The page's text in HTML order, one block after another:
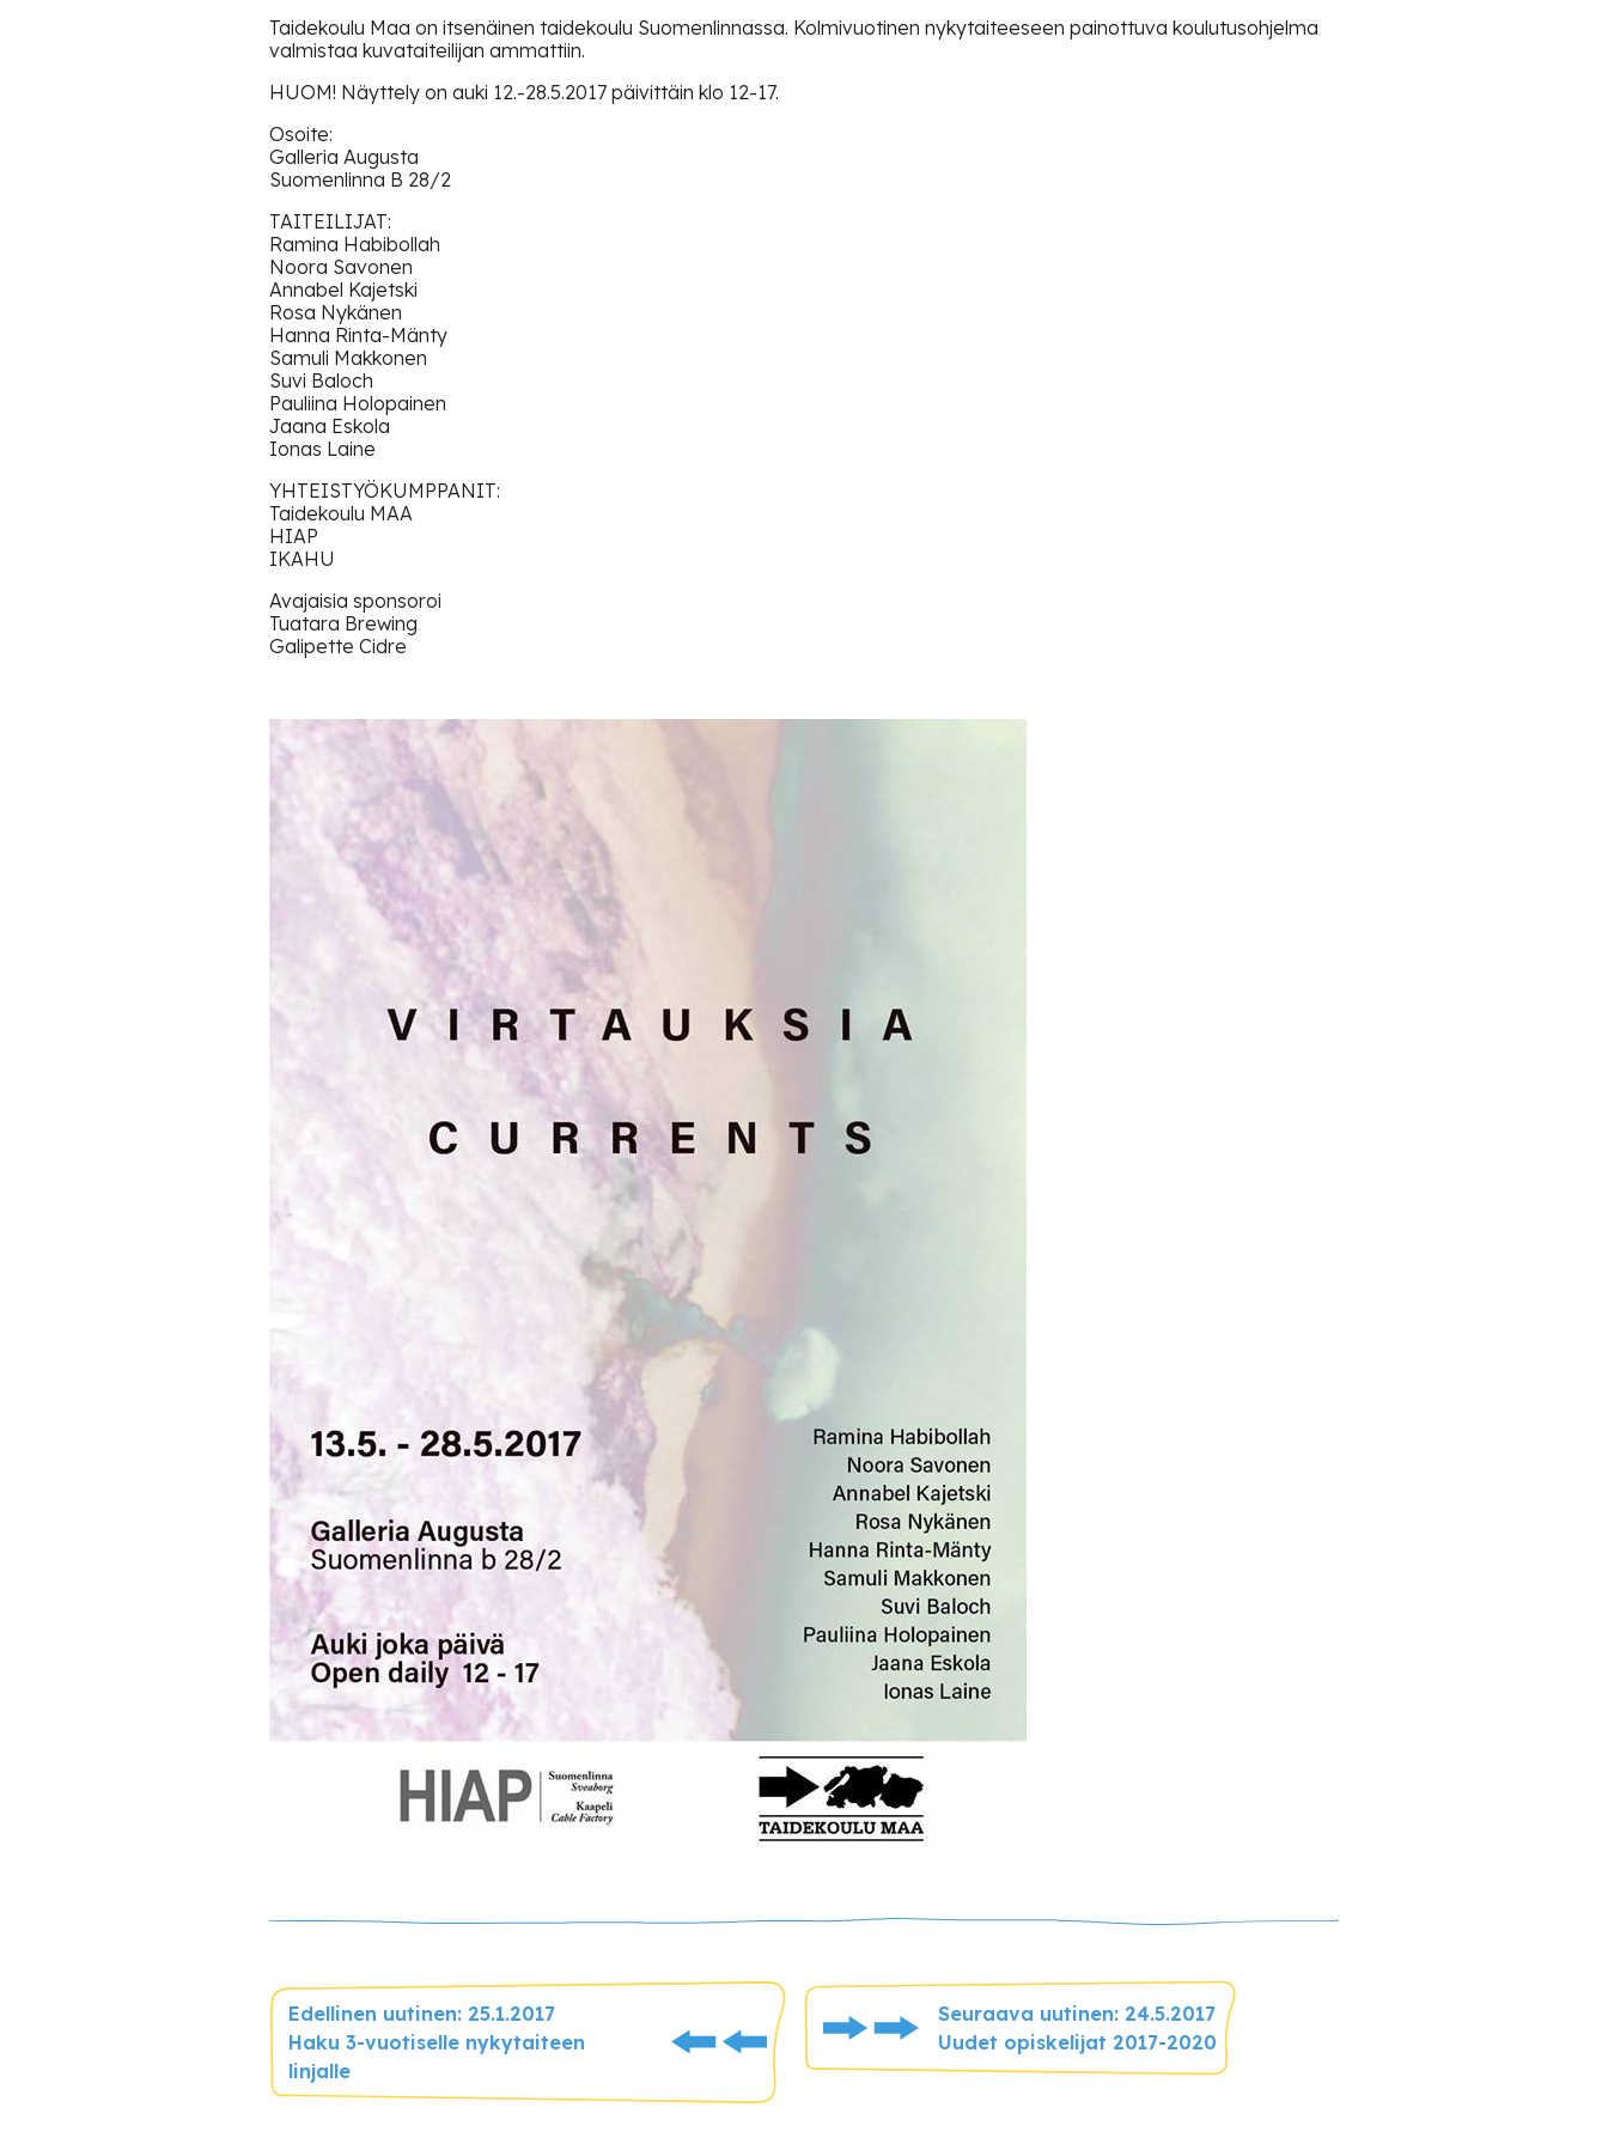
Taidekoulu Maa on itsenäinen taidekoulu Suomenlinnassa. Kolmivuotinen nykytaiteeseen painottuva koulutusohjelma
valmistaa kuvataiteilijan ammattiin.
HUOM! Näyttely on auki 12.-28.5.2017 päivittäin klo 12-17.
Osoite:
Galleria Augusta
Suomenlinna B 28/2
TAITEILIJAT:
Ramina Habibollah
Noora Savonen
Annabel Kajetski
Rosa Nykänen
Hanna Rinta-Mänty
Samuli Makkonen
Suvi Baloch
Pauliina Holopainen
Jaana Eskola
Ionas Laine
YHTEISTYÖKUMPPANIT:
Taidekoulu MAA
HIAP
IKAHU
Avajaisia sponsoroi
Tuatara Brewing
Galipette Cidre
Edellinen uutinen: 25.1.2017
Haku 3-vuotiselle nykytaiteen
linjalle
Seuraava uutinen: 24.5.2017
Uudet opiskelijat 2017-2020